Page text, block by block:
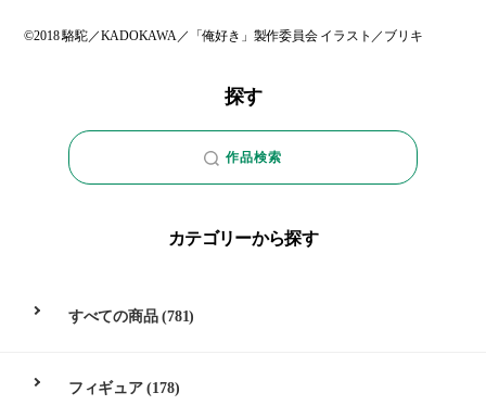
©2018 駱駝／KADOKAWA／「俺好き」製作委員会 イラスト／ブリキ
探す
作品検索
カテゴリーから探す
すべての商品(781)
フィギュア(178)